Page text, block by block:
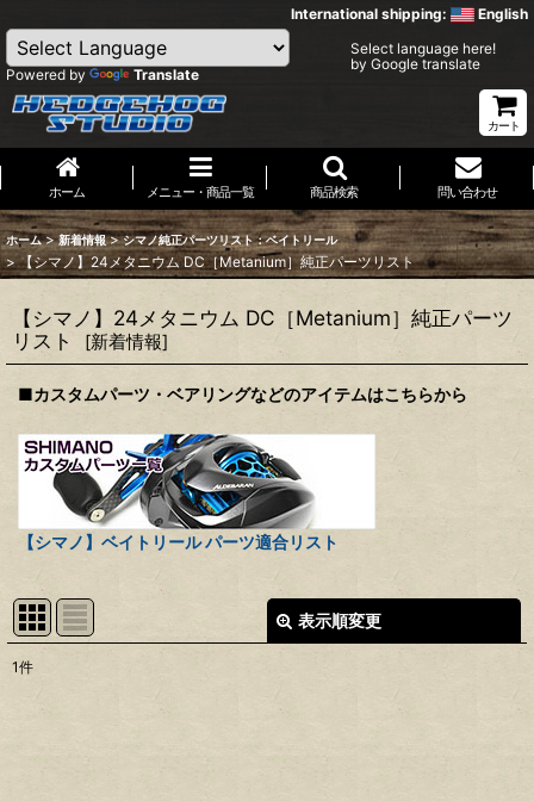
International shipping: English
Powered by Translate
Select language here!
by Google translate
カート
ホーム メニュー・商品一覧 商品検索 問い合わせ
ホーム > 新着情報 > シマノ純正パーツリスト：ベイトリール
> 【シマノ】24メタニウム DC［Metanium］純正パーツリスト
【シマノ】24メタニウム DC［Metanium］純正パーツ
リスト
[新着情報]
■カスタムパーツ・ベアリングなどのアイテムはこちらから
【シマノ】ベイトリール パーツ適合リスト
表示順変更
1件